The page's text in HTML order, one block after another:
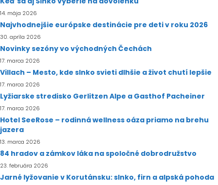
14. mája 2026
Najvhodnejšie európske destinácie pre deti v roku 2026
30. apríla 2026
Novinky sezóny vo východných Čechách
17. marca 2026
Villach – Mesto, kde slnko svieti dlhšie a život chutí lepšie
17. marca 2026
Lyžiarske stredisko Gerlitzen Alpe a Gasthof Pacheiner
17. marca 2026
Hotel SeeRose – rodinná wellness oáza priamo na brehu
jazera
13. marca 2026
84 hradov a zámkov láka na spoločné dobrodružstvo
23. februára 2026
Jarné lyžovanie v Korutánsku: slnko, firn a alpská pohoda